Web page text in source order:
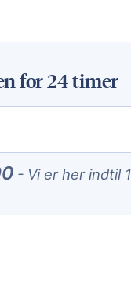
for 24 timer
- Vi er her indtil